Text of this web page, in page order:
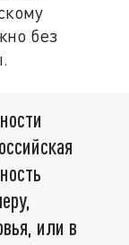
без
или в